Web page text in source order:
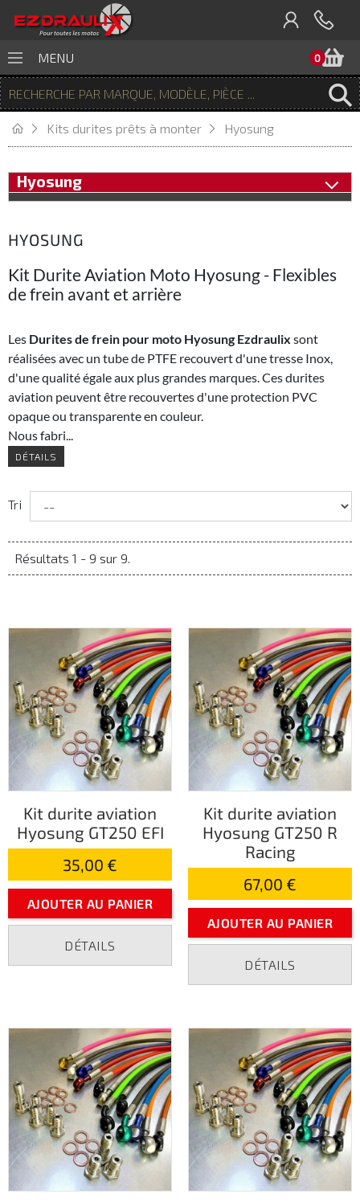
0
MENU
Kits durites prêts à monter Hyosung
Hyosung
HYOSUNG
Kit Durite Aviation Moto Hyosung - Flexibles
de frein avant et arrière
Les Durites de frein pour moto Hyosung Ezdraulix sont
réalisées avec un tube de PTFE recouvert d'une tresse Inox,
d'une qualité égale aux plus grandes marques. Ces durites
aviation peuvent être recouvertes d'une protection PVC
opaque ou transparente en couleur.
Nous fabri...
DÉTAILS
Tri
Résultats 1 - 9 sur 9.
Kit durite aviation
Hyosung GT250 EFI
35,00 €
AJOUTER AU PANIER
DÉTAILS
Kit durite aviation
Hyosung GT250 R
Racing
67,00 €
AJOUTER AU PANIER
DÉTAILS